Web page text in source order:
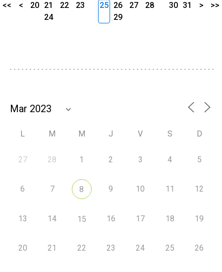
<< < 20 21 22
23
24
25 26 27
28
29
30 31 > >>
L M M J V S D
27 28 1 2 3 4 5
6 7 8 9 10 11 12
13 14 15 16 17 18 19
20 21 22 23 24 25 26